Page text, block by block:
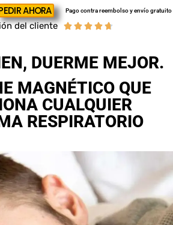
AHORA Pago contra reembolso y envío gratuito
del cliente     
DUERME MEJOR.
MAGNÉTICO QUE
CUALQUIER
RESPIRATORIO